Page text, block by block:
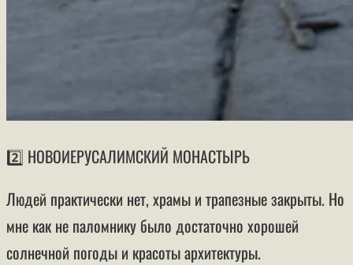
2️⃣ НОВОИЕРУСАЛИМСКИЙ МОНАСТЫРЬ
Людей практически нет, храмы и трапезные закрыты. Но
мне как не паломнику было достаточно хорошей
солнечной погоды и красоты архитектуры.